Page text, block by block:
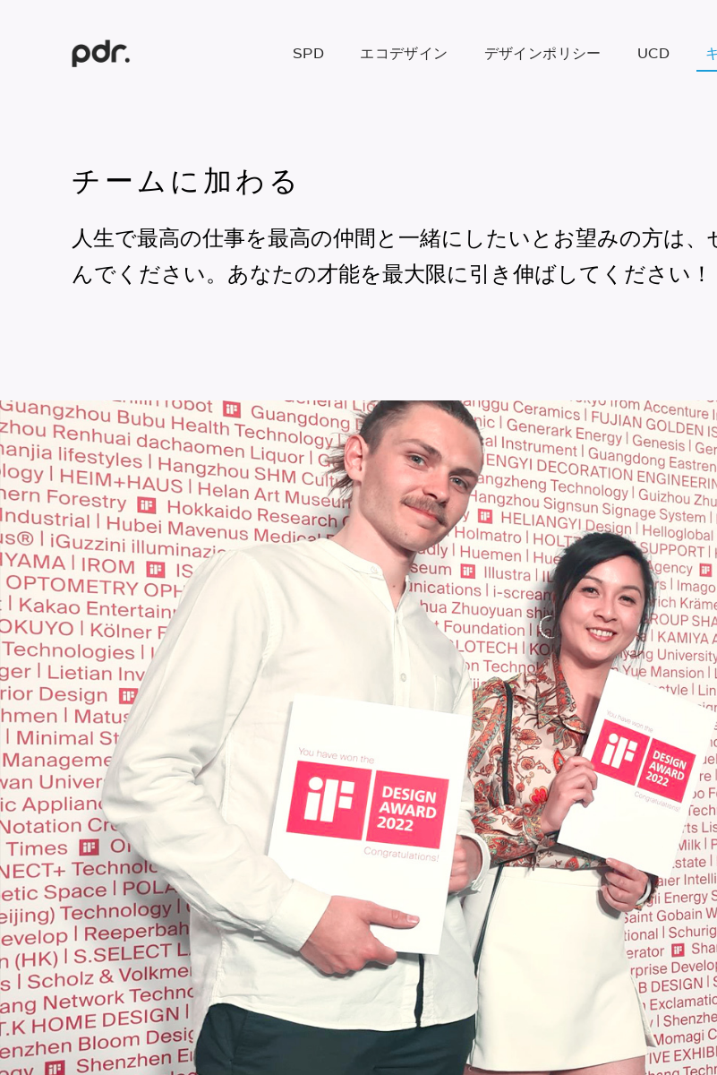
SPD エコデザイン デザインポリシー UCD
チームに加わる
人生で最高の仕事を最高の仲間と一緒にしたいとお望みの方は、
んでください。あなたの才能を最大限に引き伸ばしてください！